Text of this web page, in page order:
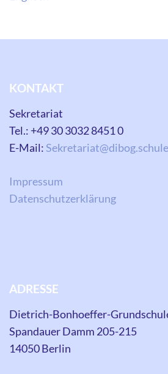
KONTAKT
Sekretariat
Tel.: +49 30 3032 8451 0
E-Mail:
Impressum
Datenschutzerklärung
ADRESSE
Dietrich-Bonhoeffer-
Spandauer Damm 205-215
14050 Berlin